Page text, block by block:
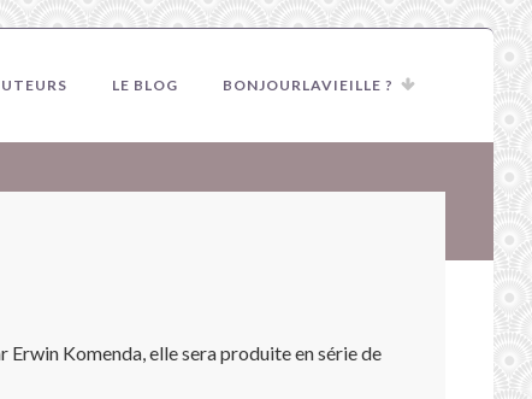
LE BLOG BONJOURLAVIEILLE ?
Erwin Komenda, elle sera produite en série de